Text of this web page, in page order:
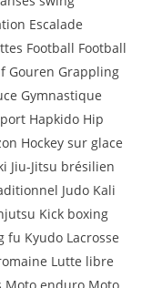
Escalade
Football Football
Gouren Grappling
Gymnastique
Hapkido Hip
Hockey sur glace
Jiu-Jitsu brésilien
Judo Kali
Kick boxing
fu Kyudo Lacrosse
Lutte libre